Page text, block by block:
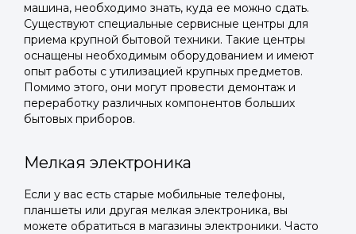
машина, необходимо знать, куда ее можно сдать.
Существуют специальные сервисные центры для
приема крупной бытовой техники. Такие центры
оснащены необходимым оборудованием и имеют
опыт работы с утилизацией крупных предметов.
Помимо этого, они могут провести демонтаж и
переработку различных компонентов больших
бытовых приборов.
Мелкая электроника
Если у вас есть старые мобильные телефоны,
планшеты или другая мелкая электроника, вы
можете обратиться в магазины электроники. Часто